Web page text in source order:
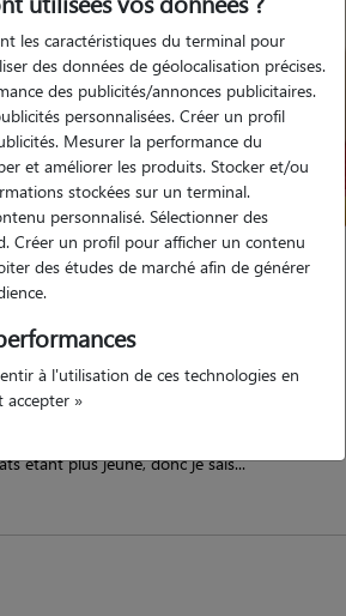
étant plus jeune, donc je sais...
les caractéristiques du terminal pour
des données de géolocalisation précises.
des publicités/annonces publicitaires.
personnalisées. Créer un profil
Mesurer la performance du
et améliorer les produits. Stocker et/ou
stockées sur un terminal.
personnalisé. Sélectionner des
Créer un profil pour afficher un contenu
des études de marché afin de générer
à l'utilisation de ces technologies en
accepter »